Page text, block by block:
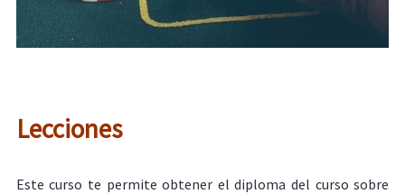
Lecciones
Este curso te permite obtener el diploma del curso sobre